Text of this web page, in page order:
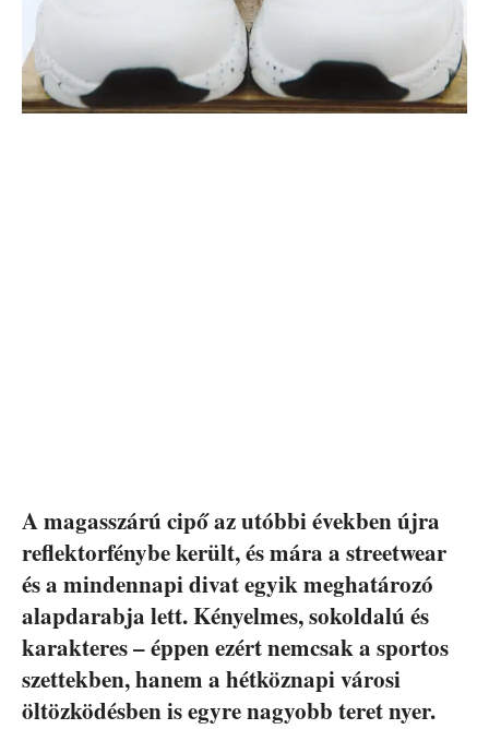
A magasszárú cipő az utóbbi években újra
reflektorfénybe került, és mára a streetwear
és a mindennapi divat egyik meghatározó
alapdarabja lett. Kényelmes, sokoldalú és
karakteres – éppen ezért nemcsak a sportos
szettekben, hanem a hétköznapi városi
öltözködésben is egyre nagyobb teret nyer.